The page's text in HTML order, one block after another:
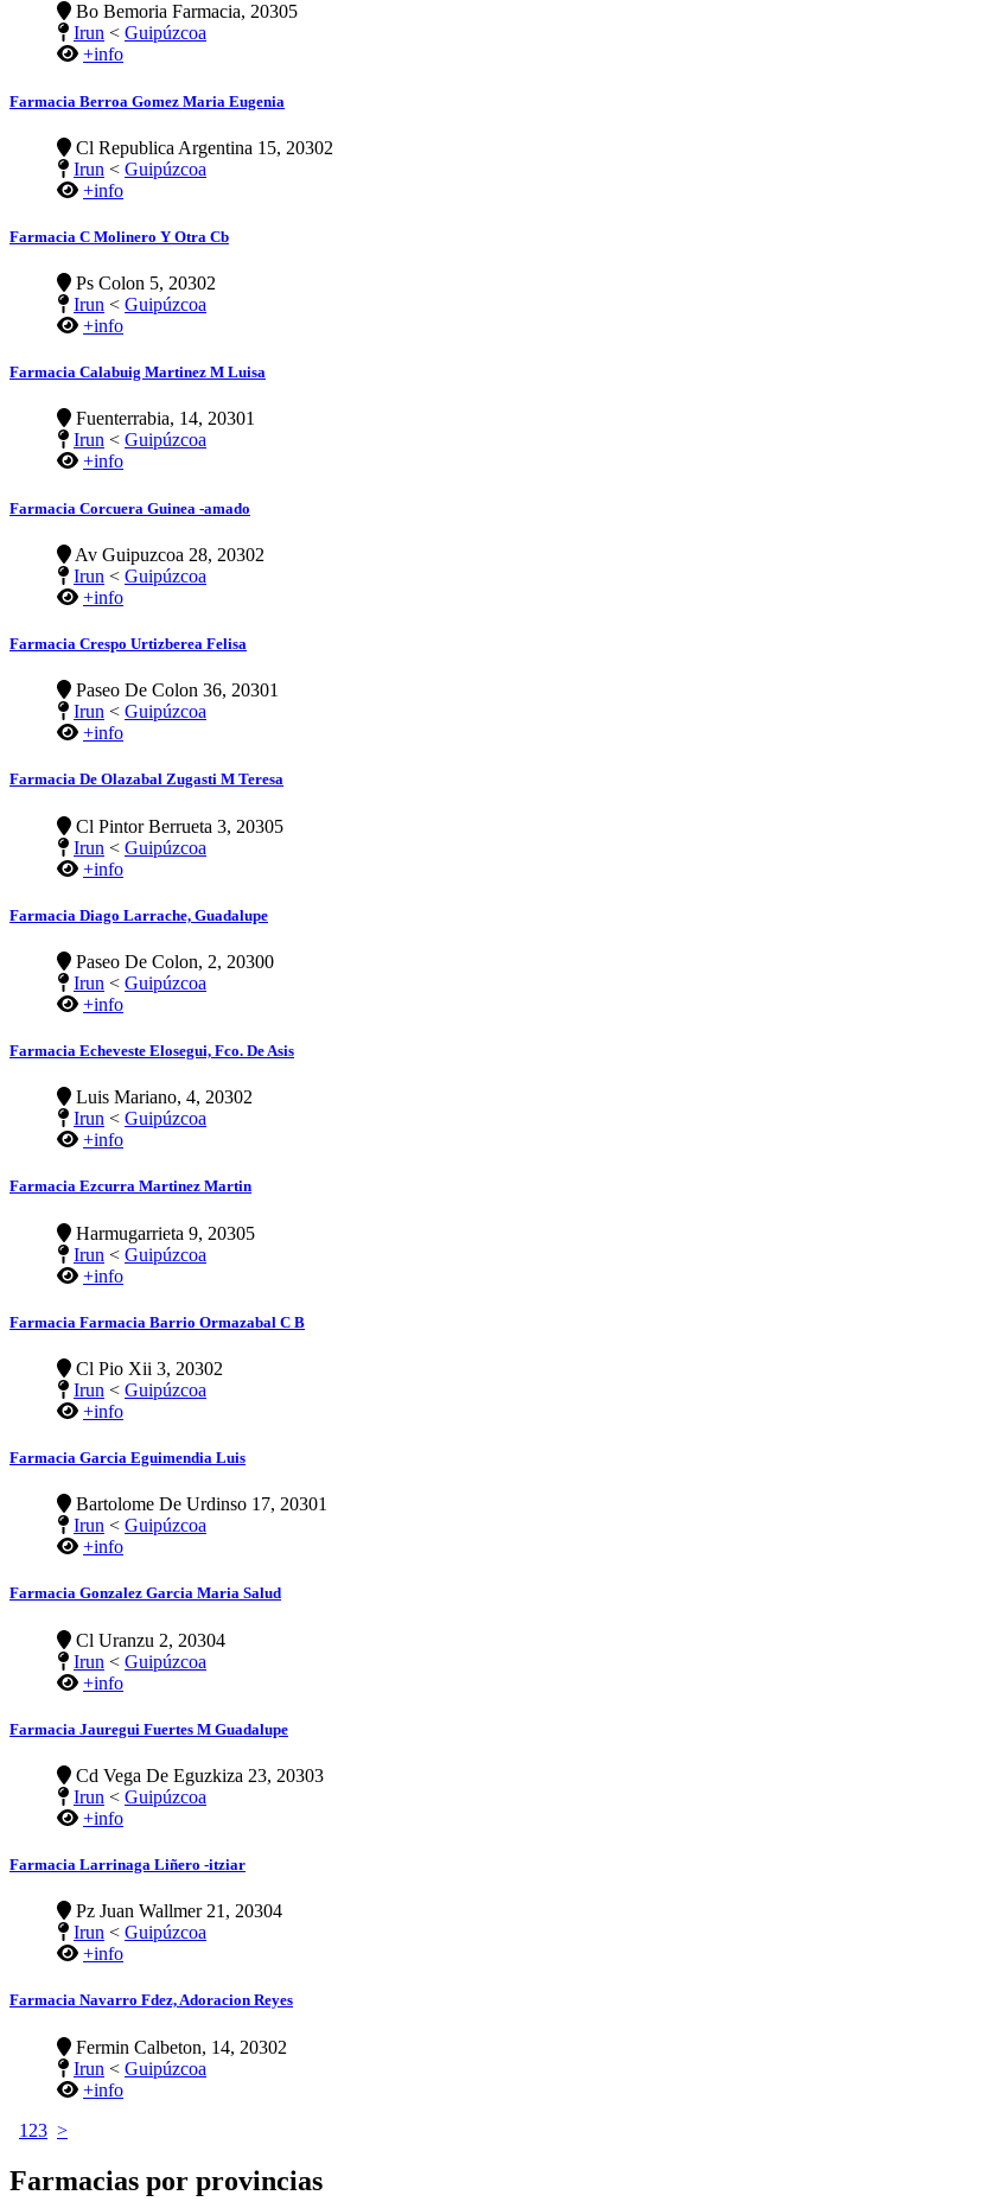
Bo Bemoria Farmacia, 20305
Irun < Guipúzcoa
+info
Farmacia Berroa Gomez Maria Eugenia
Cl Republica Argentina 15, 20302
Irun < Guipúzcoa
+info
Farmacia C Molinero Y Otra Cb
Ps Colon 5, 20302
Irun < Guipúzcoa
+info
Farmacia Calabuig Martinez M Luisa
Fuenterrabia, 14, 20301
Irun < Guipúzcoa
+info
Farmacia Corcuera Guinea -amado
Av Guipuzcoa 28, 20302
Irun < Guipúzcoa
+info
Farmacia Crespo Urtizberea Felisa
Paseo De Colon 36, 20301
Irun < Guipúzcoa
+info
Farmacia De Olazabal Zugasti M Teresa
Cl Pintor Berrueta 3, 20305
Irun < Guipúzcoa
+info
Farmacia Diago Larrache, Guadalupe
Paseo De Colon, 2, 20300
Irun < Guipúzcoa
+info
Farmacia Echeveste Elosegui, Fco. De Asis
Luis Mariano, 4, 20302
Irun < Guipúzcoa
+info
Farmacia Ezcurra Martinez Martin
Harmugarrieta 9, 20305
Irun < Guipúzcoa
+info
Farmacia Farmacia Barrio Ormazabal C B
Cl Pio Xii 3, 20302
Irun < Guipúzcoa
+info
Farmacia Garcia Eguimendia Luis
Bartolome De Urdinso 17, 20301
Irun < Guipúzcoa
+info
Farmacia Gonzalez Garcia Maria Salud
Cl Uranzu 2, 20304
Irun < Guipúzcoa
+info
Farmacia Jauregui Fuertes M Guadalupe
Cd Vega De Eguzkiza 23, 20303
Irun < Guipúzcoa
+info
Farmacia Larrinaga Liñero -itziar
Pz Juan Wallmer 21, 20304
Irun < Guipúzcoa
+info
Farmacia Navarro Fdez, Adoracion Reyes
Fermin Calbeton, 14, 20302
Irun < Guipúzcoa
+info
1 23 >
Farmacias por provincias